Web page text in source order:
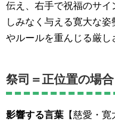
伝え、右手で祝福のサ
しみなく与える寛大な
やルールを重んじる厳し
祭司＝正位置の場合
影響する言葉 【慈愛・